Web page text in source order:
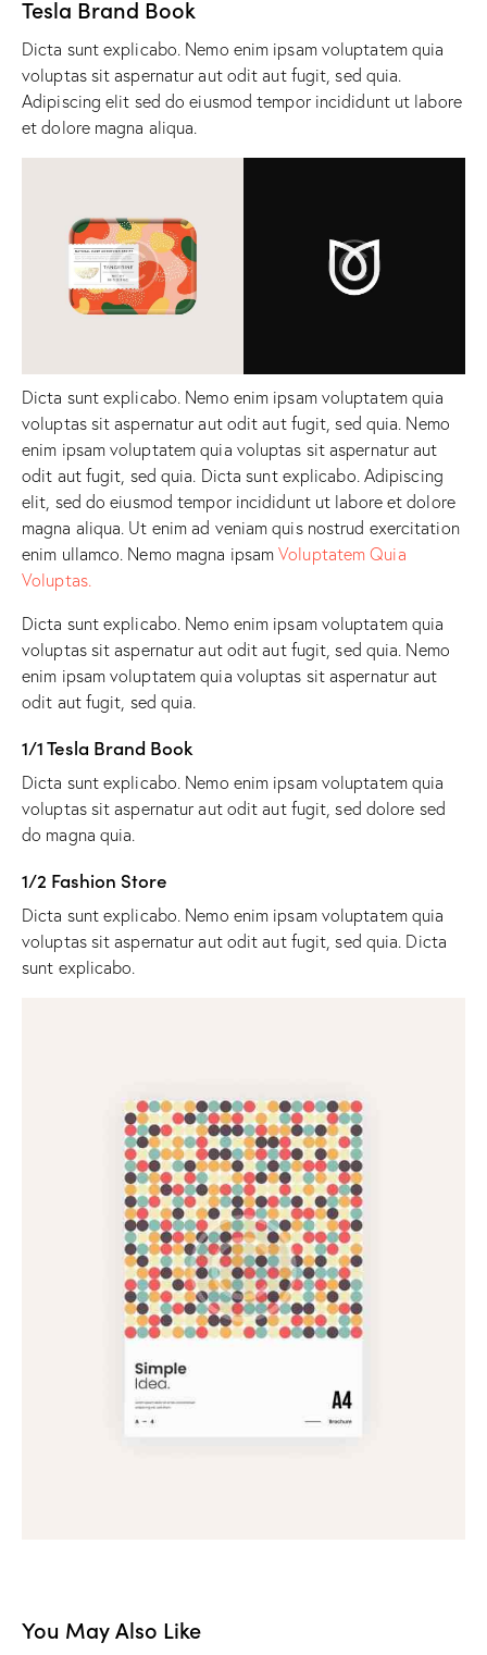
Tesla Brand Book
Dicta sunt explicabo. Nemo enim ipsam voluptatem quia
voluptas sit aspernatur aut odit aut fugit, sed quia.
Adipiscing elit sed do eiusmod tempor incididunt ut labore
et dolore magna aliqua.
Dicta sunt explicabo. Nemo enim ipsam voluptatem quia
voluptas sit aspernatur aut odit aut fugit, sed quia. Nemo
enim ipsam voluptatem quia voluptas sit aspernatur aut
odit aut fugit, sed quia. Dicta sunt explicabo. Adipiscing
elit, sed do eiusmod tempor incididunt ut labore et dolore
magna aliqua. Ut enim ad veniam quis nostrud exercitation
enim ullamco. Nemo magna ipsamVoluptatem Quia
Voluptas.
Dicta sunt explicabo. Nemo enim ipsam voluptatem quia
voluptas sit aspernatur aut odit aut fugit, sed quia. Nemo
enim ipsam voluptatem quia voluptas sit aspernatur aut
odit aut fugit, sed quia.
1/1 Tesla Brand Book
Dicta sunt explicabo. Nemo enim ipsam voluptatem quia
voluptas sit aspernatur aut odit aut fugit, sed dolore sed
do magna quia.
1/2 Fashion Store
Dicta sunt explicabo. Nemo enim ipsam voluptatem quia
voluptas sit aspernatur aut odit aut fugit, sed quia. Dicta
sunt explicabo.
You May Also Like